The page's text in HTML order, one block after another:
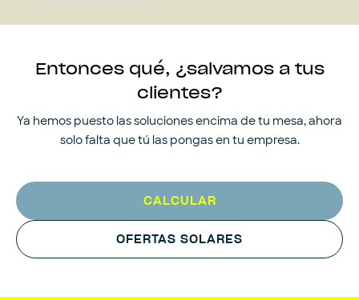
Entonces qué, ¿salvamos a tus
clientes?
Ya hemos puesto las soluciones encima de tu mesa, ahora
solo falta que tú las pongas en tu empresa.
CALCULAR
OFERTAS SOLARES